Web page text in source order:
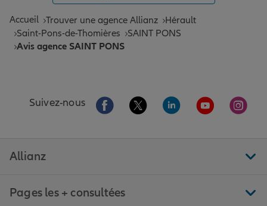
Accueil Trouver une agence Allianz
Hérault
Saint-Pons-de-Thomières
SAINT PONS
Avis agence SAINT PONS
Suivez-nous Aller sur la page Facebook de Allianz
Aller sur la page Twitter de
Aller sur la page
Aller sur la
Aller
Allianz
Pages les + consultées